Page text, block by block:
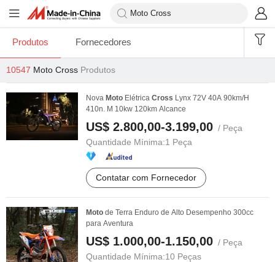
Produtos Fornecedores
10547 Moto Cross Produtos
Nova Moto Elétrica Cross Lynx 72V 40A 90km/H
410n. M 10kw 120km Alcance
US$ 2.800,00-3.199,00 / Peça
Quantidade Mínima:1 Peça
Contatar com Fornecedor
Moto de Terra Enduro de Alto Desempenho 300cc
para Aventura
US$ 1.000,00-1.150,00 / Peça
Quantidade Mínima:10 Peças